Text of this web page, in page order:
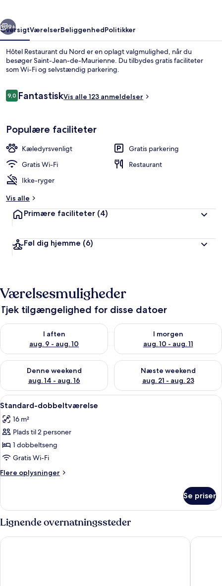
Næste
9+
OversigtVærelserBeliggenhedPolitikker
Hôtel Restaurant du Nord er en oplagt valgmulighed, når du
besøger Saint-Jean-de-Maurienne. Du tilbydes gratis faciliteter
som Wi-Fi og selvstændig parkering.
Anmeldelser
9,09,0 ud af 10.
FantastiskVis alle 123 anmeldelser
Populære faciliteter
Kæledyrsvenligt
Gratis parkering
Gratis Wi-Fi
Restaurant
Ikke-ryger
Vis alle
Primære faciliteter (4)
Føl dig hjemme (6)
Værelsesmuligheder
Tjek tilgængelighed for disse datoer
I aften
aug. 9 - aug. 10
Tjek tilgængelighed for i aften aug. 9 - aug. 10
I morgen
aug. 10 - aug. 11
Tjek tilgængelighed for i
Denne weekend
aug. 14 - aug. 16
Tjek tilgængelighed for denne weekend aug. 14 - aug. 16
Næste weekend
aug. 21 - aug. 23
Tjek tilgængelighed for næste
Indlæs
alle
billeder
af
Standard-
dobbeltværelse
Et soveværelse med en stor seng,
4
Standard-dobbeltværelse
16 m²
Plads til 2 personer
1 dobbeltseng
Gratis Wi-Fi
Flere oplysninger
Flere
dobbeltværelse
Se priser
Lignende overnatningssteder
Nehô Suites St Jean de Maurienne Best